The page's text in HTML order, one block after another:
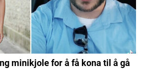
minikjole for å få kona til å gå